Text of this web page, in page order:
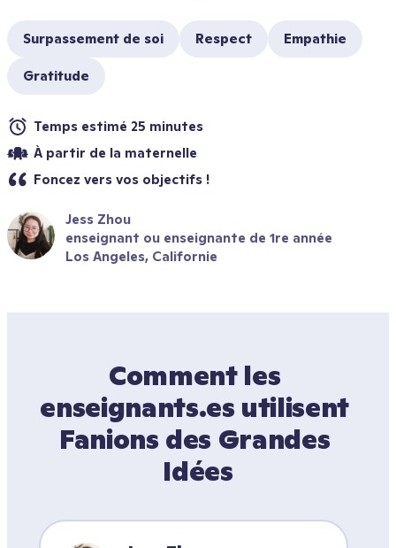
Surpassement de soi Respect Empathie
Gratitude
Temps estimé 25 minutes
À partir de la maternelle
Foncez vers vos objectifs !
Jess Zhou
enseignant ou enseignante de 1re année
Los Angeles, Californie
Comment les
enseignants.es utilisent
Fanions des Grandes
Idées